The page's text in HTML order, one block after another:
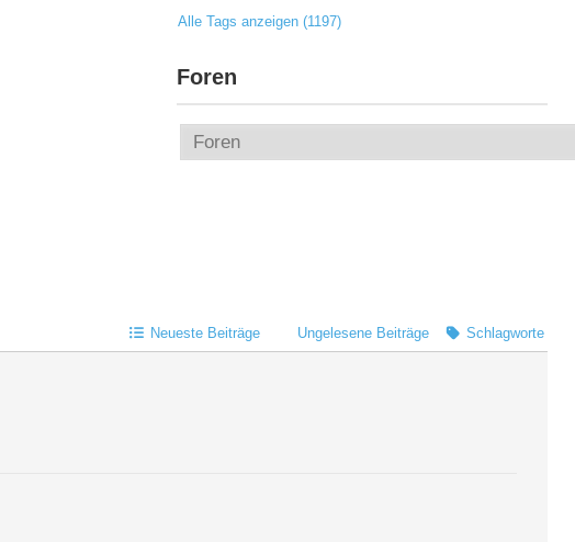
Alle Tags anzeigen (1197)
Foren
Neueste Beiträge Ungelesene Beiträge Schlagworte